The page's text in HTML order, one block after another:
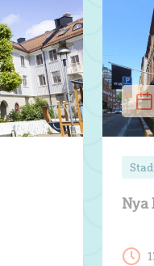
Nya